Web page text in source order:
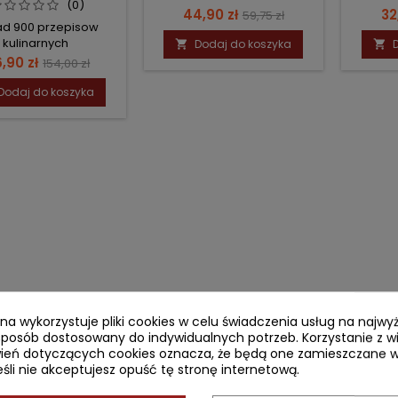
(0)
900 przepisow
kulinarnych
zł Cena
podstawowa
154,00 zł
do koszyka
Cena
44,90 zł Cena
podstawowa
59,75 zł
 Dodaj do koszyka 
wykorzystuje pliki cookies w celu świadczenia usług na
dostosowany do indywidualnych potrzeb. Korzystanie z
dotyczących cookies oznacza, że będą one zamieszczane
nie akceptujesz opuść tę stronę internetową.